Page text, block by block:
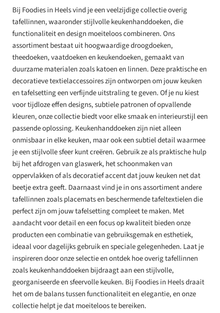
Bij Foodies in Heels vind je een veelzijdige collectie overig
tafellinnen, waaronder stijlvolle keukenhanddoeken, die
functionaliteit en design moeiteloos combineren. Ons
assortiment bestaat uit hoogwaardige droogdoeken,
theedoeken, vaatdoeken en keukendoeken, gemaakt van
duurzame materialen zoals katoen en linnen. Deze praktische en
decoratieve textielaccessoires zijn ontworpen om jouw keuken
en tafelsetting een verfijnde uitstraling te geven. Of je nu kiest
voor tijdloze effen designs, subtiele patronen of opvallende
kleuren, onze collectie biedt voor elke smaak en interieurstijl een
passende oplossing. Keukenhanddoeken zijn niet alleen
onmisbaar in elke keuken, maar ook een subtiel detail waarmee
je een stijlvolle sfeer kunt creëren. Gebruik ze als praktische hulp
bij het afdrogen van glaswerk, het schoonmaken van
oppervlakken of als decoratief accent dat jouw keuken net dat
beetje extra geeft. Daarnaast vind je in ons assortiment andere
tafellinnen zoals placemats en beschermende tafeltextielen die
perfect zijn om jouw tafelsetting compleet te maken. Met
aandacht voor detail en een focus op kwaliteit bieden onze
producten een combinatie van gebruiksgemak en esthetiek,
ideaal voor dagelijks gebruik en speciale gelegenheden. Laat je
inspireren door onze selectie en ontdek hoe overig tafellinnen
zoals keukenhanddoeken bijdraagt aan een stijlvolle,
georganiseerde en sfeervolle keuken. Bij Foodies in Heels draait
het om de balans tussen functionaliteit en elegantie, en onze
collectie helpt je dat moeiteloos te bereiken.